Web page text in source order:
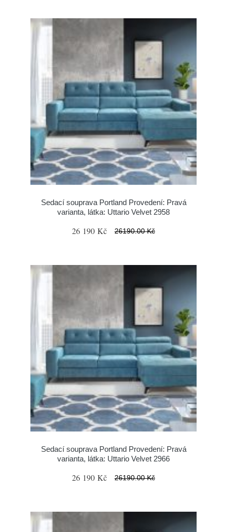
Sedací souprava Portland Provedení: Pravá
varianta, látka: Uttario Velvet 2958
26 190 Kč 26190.00 Kč
Sedací souprava Portland Provedení: Pravá
varianta, látka: Uttario Velvet 2966
26 190 Kč 26190.00 Kč